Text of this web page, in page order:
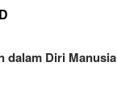
dalam Diri Manusia